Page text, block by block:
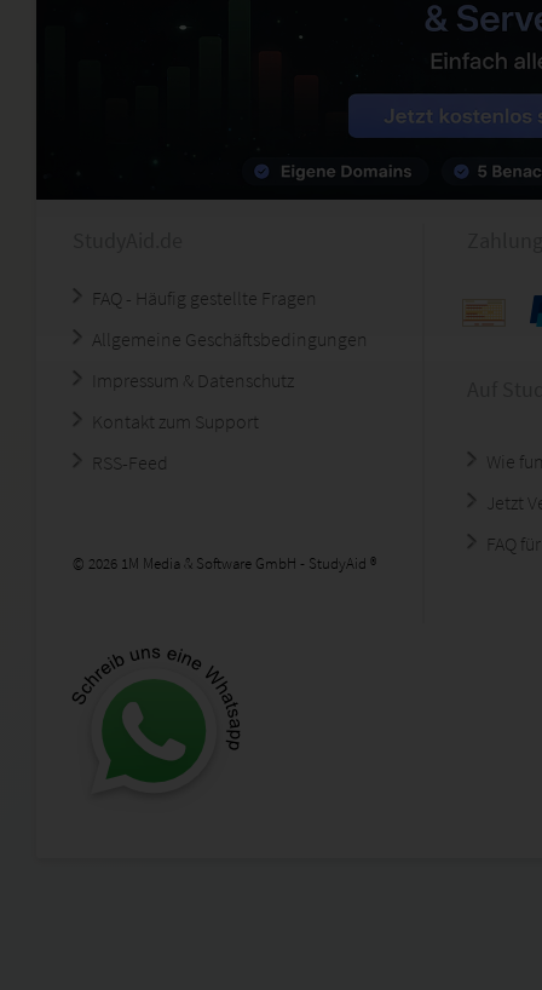
FAQ - Häufig gestellte Fragen
Allgemeine Geschäftsbedingungen
Impressum & Datenschutz
Kontakt zum Support
RSS-Feed
© 2026 1M Media & Software GmbH - StudyAid ®
Wie
Jetzt
FAQ